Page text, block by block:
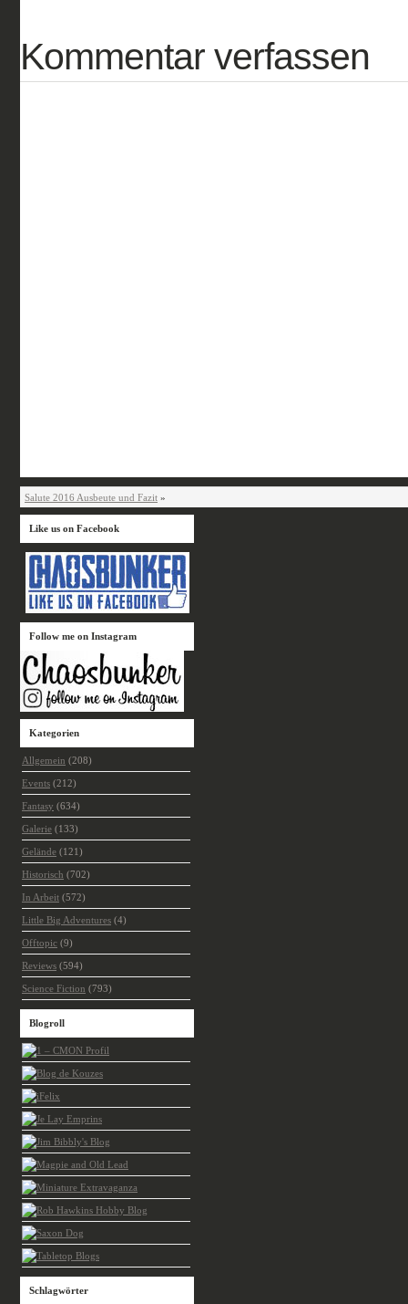
Kommentar verfassen
Salute 2016 Ausbeute und Fazit »
Like us on Facebook
Follow me on Instagram
Kategorien
Allgemein (208)
Events (212)
Fantasy (634)
Galerie (133)
Gelände (121)
Historisch (702)
In Arbeit (572)
Little Big Adventures (4)
Offtopic (9)
Reviews (594)
Science Fiction (793)
Blogroll
Schlagwörter